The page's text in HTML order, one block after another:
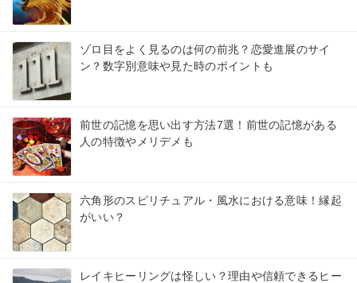
ゾロ目をよく見るのは何の前兆？恋愛進展のサイ
ン？数字別意味や見た時のポイントも
前世の記憶を思い出す方法7選！前世の記憶がある
人の特徴やメリデメも
六角形のスピリチュアル・風水における意味！縁起
がいい？
レイキヒーリングは怪しい？理由や信頼できるヒー